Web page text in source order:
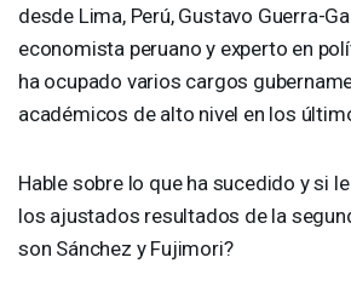
desde Lima, Perú, Gustavo Guerra-
economista peruano y experto en
ha ocupado varios cargos
académicos de alto nivel en los
Hable sobre lo que ha sucedido y si
los ajustados resultados de la
son Sánchez y Fujimori?